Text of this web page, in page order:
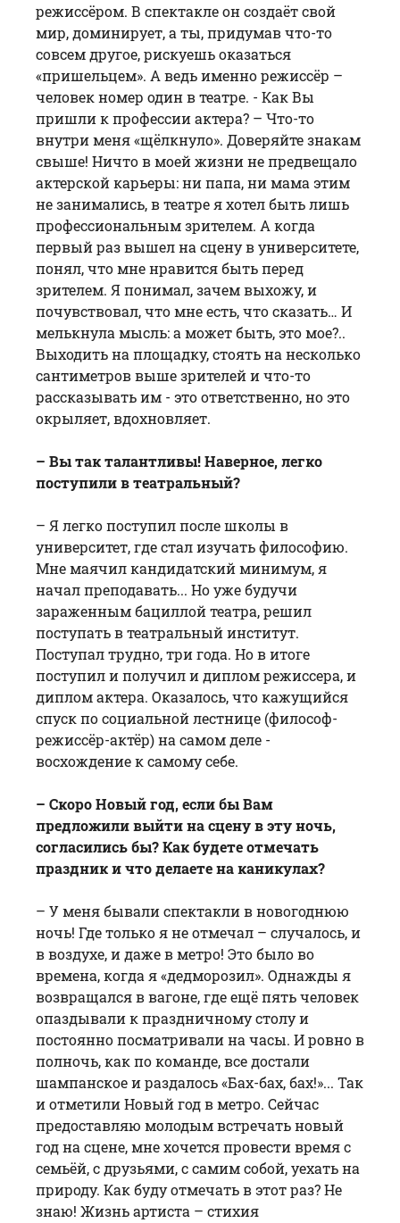
режиссёром. В спектакле он создаёт свой
мир, доминирует, а ты, придумав что-то
совсем другое, рискуешь оказаться
«пришельцем». А ведь именно режиссёр –
человек номер один в театре. - Как Вы
пришли к профессии актера? – Что-то
внутри меня «щёлкнуло». Доверяйте знакам
свыше! Ничто в моей жизни не предвещало
актерской карьеры: ни папа, ни мама этим
не занимались, в театре я хотел быть лишь
профессиональным зрителем. А когда
первый раз вышел на сцену в университете,
понял, что мне нравится быть перед
зрителем. Я понимал, зачем выхожу, и
почувствовал, что мне есть, что сказать… И
мелькнула мысль: а может быть, это мое?..
Выходить на площадку, стоять на несколько
сантиметров выше зрителей и что-то
рассказывать им - это ответственно, но это
окрыляет, вдохновляет.
– Вы так талантливы! Наверное, легко
поступили в театральный?
– Я легко поступил после школы в
университет, где стал изучать философию.
Мне маячил кандидатский минимум, я
начал преподавать... Но уже будучи
зараженным бациллой театра, решил
поступать в театральный институт.
Поступал трудно, три года. Но в итоге
поступил и получил и диплом режиссера, и
диплом актера. Оказалось, что кажущийся
спуск по социальной лестнице (философ-
режиссёр-актёр) на самом деле -
восхождение к самому себе.
– Скоро Новый год, если бы Вам
предложили выйти на сцену в эту ночь,
согласились бы? Как будете отмечать
праздник и что делаете на каникулах?
– У меня бывали спектакли в новогоднюю
ночь! Где только я не отмечал – случалось, и
в воздухе, и даже в метро! Это было во
времена, когда я «дедморозил». Однажды я
возвращался в вагоне, где ещё пять человек
опаздывали к праздничному столу и
постоянно посматривали на часы. И ровно в
полночь, как по команде, все достали
шампанское и раздалось «Бах-бах, бах!»... Так
и отметили Новый год в метро. Сейчас
предоставляю молодым встречать новый
год на сцене, мне хочется провести время с
семьёй, с друзьями, с самим собой, уехать на
природу. Как буду отмечать в этот раз? Не
знаю! Жизнь артиста – стихия